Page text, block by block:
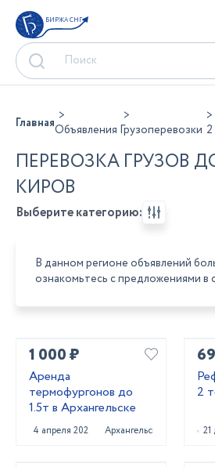
БИРЖА СНГ
ГлавнаяОбъявления Грузоперевозки
ПЕРЕВОЗКА ГРУЗОВ
КИРОВ
Выберите категорию:
В данном регионе объявлений
ознакомьтесь с предложениями в
1 000 ₽
Аренда
термофургонов до
1.5т в Архангельске
4 апреля 2025 Архангельск
2
21